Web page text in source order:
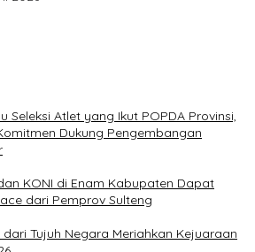
Seleksi Atlet yang Ikut POPDA Provinsi,
Dukung Pengembangan
KONI di Enam Kabupaten Dapat
dari Pemprov Sulteng
Tujuh Negara Meriahkan Kejuaraan